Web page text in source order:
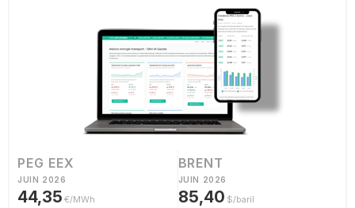
PEG EEX
JUIN 2026
44,35 €/MWh
BRENT
JUIN 2026
85,40 $/baril